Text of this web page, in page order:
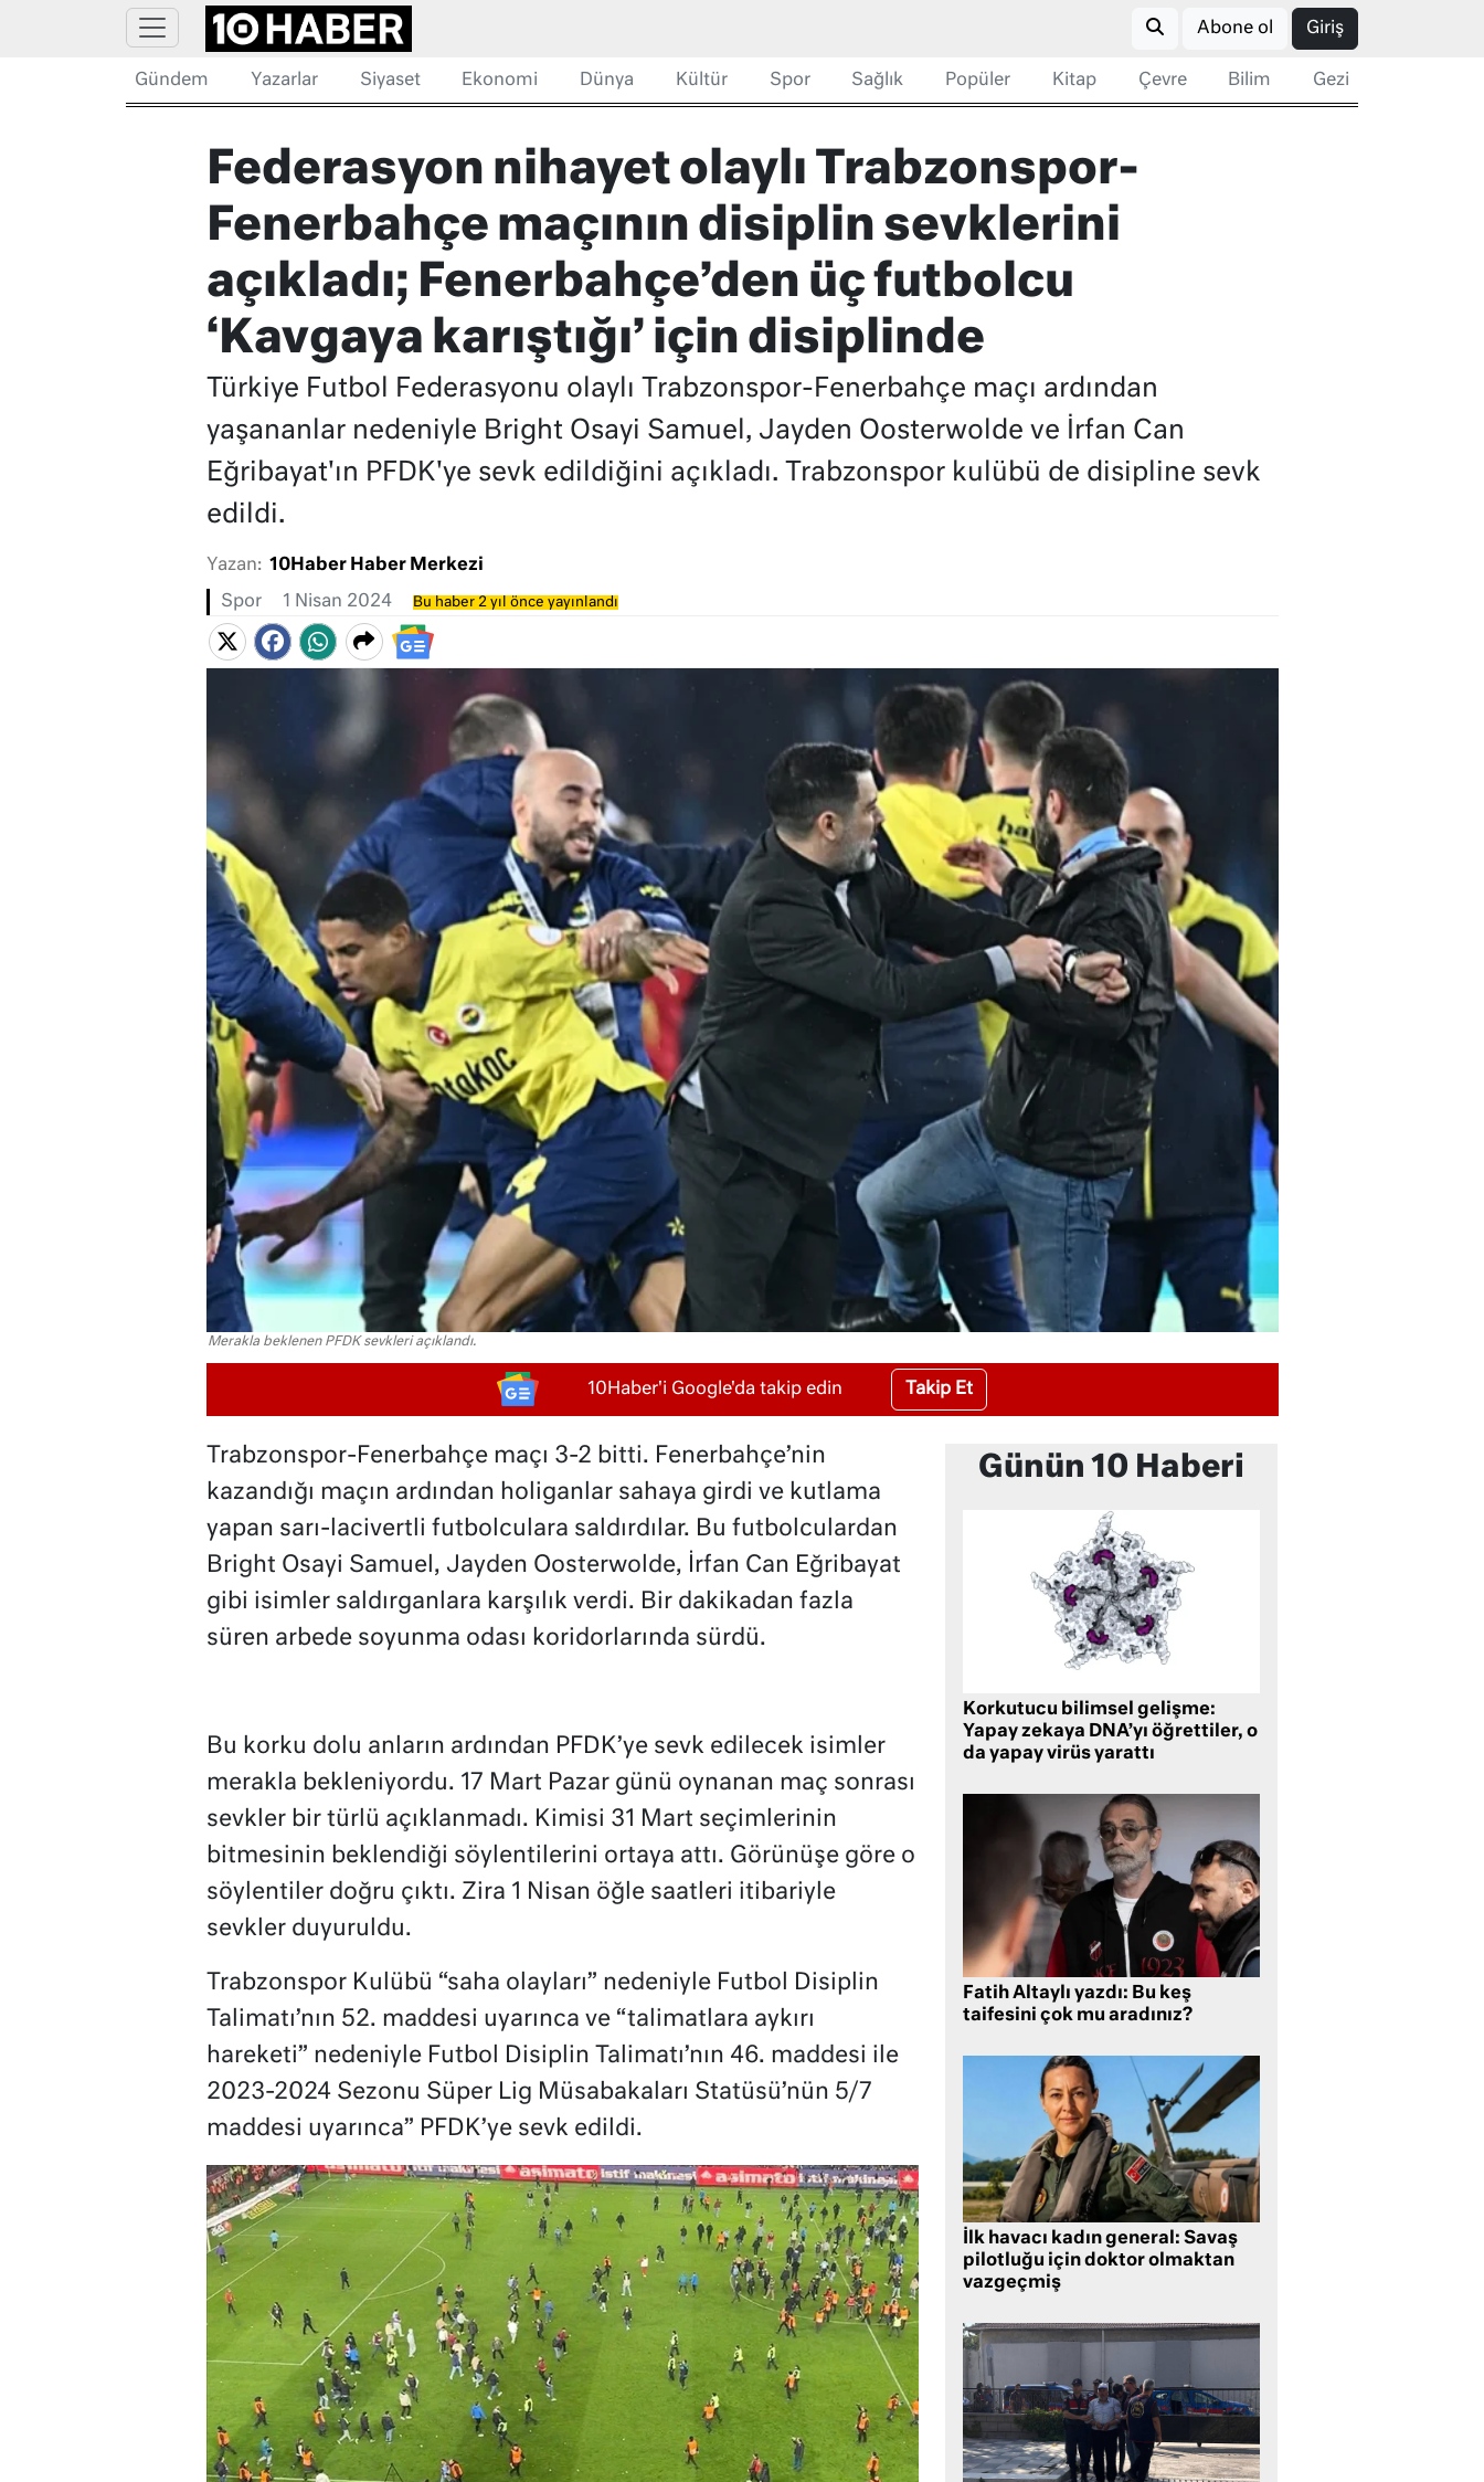
Abone ol Giriş
Gündem Yazarlar Siyaset Ekonomi Dünya Kültür Spor Sağlık Popüler Kitap Çevre Bilim Gezi
Federasyon nihayet olaylı Trabzonspor-
Fenerbahçe maçının disiplin sevklerini
açıkladı; Fenerbahçe’den üç futbolcu
‘Kavgaya karıştığı’ için disiplinde
Türkiye Futbol Federasyonu olaylı Trabzonspor-Fenerbahçe maçı ardından
yaşananlar nedeniyle Bright Osayi Samuel, Jayden Oosterwolde ve İrfan Can
Eğribayat'ın PFDK'ye sevk edildiğini açıkladı. Trabzonspor kulübü de disipline sevk
edildi.
Yazan: 10Haber Haber Merkezi
Spor 1 Nisan 2024 Bu haber 2 yıl önce yayınlandı
Merakla beklenen PFDK sevkleri açıklandı.
10Haber'i Google'da takip edin Takip Et
Trabzonspor-Fenerbahçe maçı 3-2 bitti. Fenerbahçe’nin
kazandığı maçın ardından holiganlar sahaya girdi ve kutlama
yapan sarı-lacivertli futbolculara saldırdılar. Bu futbolculardan
Bright Osayi Samuel, Jayden Oosterwolde, İrfan Can Eğribayat
gibi isimler saldırganlara karşılık verdi. Bir dakikadan fazla
süren arbede soyunma odası koridorlarında sürdü.
Bu korku dolu anların ardından PFDK’ye sevk edilecek isimler
merakla bekleniyordu. 17 Mart Pazar günü oynanan maç sonrası
sevkler bir türlü açıklanmadı. Kimisi 31 Mart seçimlerinin
bitmesinin beklendiği söylentilerini ortaya attı. Görünüşe göre o
söylentiler doğru çıktı. Zira 1 Nisan öğle saatleri itibariyle
sevkler duyuruldu.
Trabzonspor Kulübü “saha olayları” nedeniyle Futbol Disiplin
Talimatı’nın 52. maddesi uyarınca ve “talimatlara aykırı
hareketi” nedeniyle Futbol Disiplin Talimatı’nın 46. maddesi ile
2023-2024 Sezonu Süper Lig Müsabakaları Statüsü’nün 5/7
maddesi uyarınca” PFDK’ye sevk edildi.
Günün 10 Haberi
Korkutucu bilimsel gelişme:
Yapay zekaya DNA’yı öğrettiler, o
da yapay virüs yarattı
Fatih Altaylı yazdı: Bu keş
taifesini çok mu aradınız?
İlk havacı kadın general: Savaş
pilotluğu için doktor olmaktan
vazgeçmiş